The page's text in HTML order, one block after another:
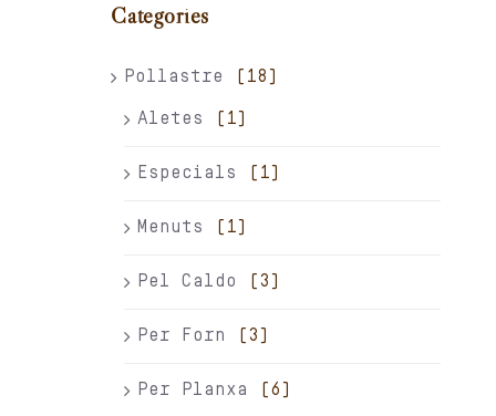
Categories
Pollastre (18)
Aletes (1)
Especials (1)
Menuts (1)
Pel Caldo (3)
Per Forn (3)
Per Planxa (6)